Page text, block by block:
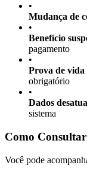
•
Mudança de
•
Benefício
pagamento
•
Prova de vida
obrigatório
•
Dados
sistema
Como
Você pode